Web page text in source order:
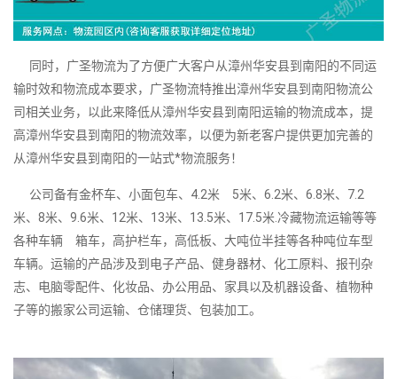
同时，广圣物流为了方便广大客户从漳州华安县到南阳的不同运
输时效和物流成本要求，广圣物流特推出漳州华安县到南阳物流公
司相关业务，以此来降低从漳州华安县到南阳运输的物流成本，提
高漳州华安县到南阳的物流效率，以便为新老客户提供更加完善的
从漳州华安县到南阳的一站式*物流服务！
公司备有金杯车、小面包车、4.2米 5米、6.2米、6.8米、7.2
米、8米、9.6米、12米、13米、13.5米、17.5米.冷藏物流运输等等
各种车辆 箱车，高护栏车，高低板、大吨位半挂等各种吨位车型
车辆。运输的产品涉及到电子产品、健身器材、化工原料、报刊杂
志、电脑零配件、化妆品、办公用品、家具以及机器设备、植物种
子等的搬家公司运输、仓储理货、包装加工。